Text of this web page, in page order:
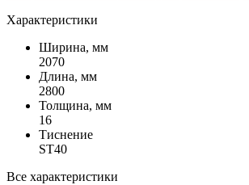
Характеристики
Ширина, мм
2070
Длина, мм
2800
Толщина, мм
16
Тиснение
ST40
Все характеристики